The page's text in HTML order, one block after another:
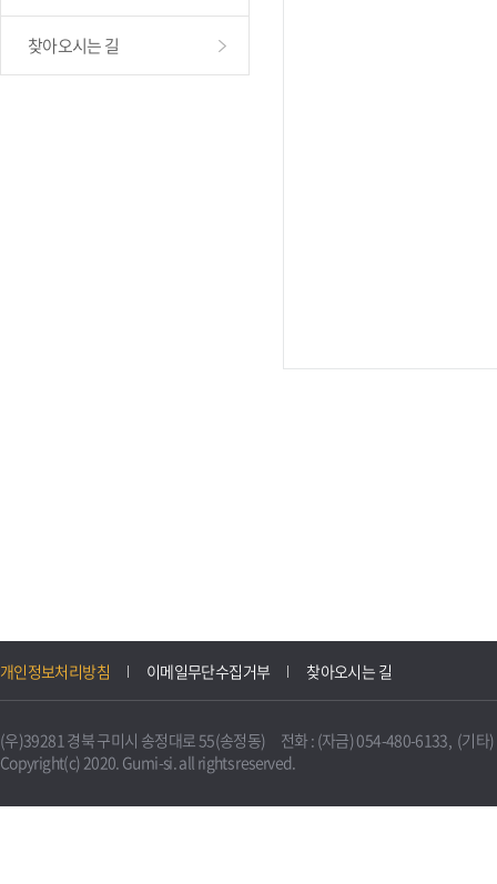
찾아오시는 길
개인정보처리방침 이메일무단수집거부 찾아오시는 길
(우)39281 경북 구미시 송정대로 55(송정동) 전화 : (자금) 054-480-6133, (기타
Copyright(c) 2020. Gumi-si. all rights reserved.